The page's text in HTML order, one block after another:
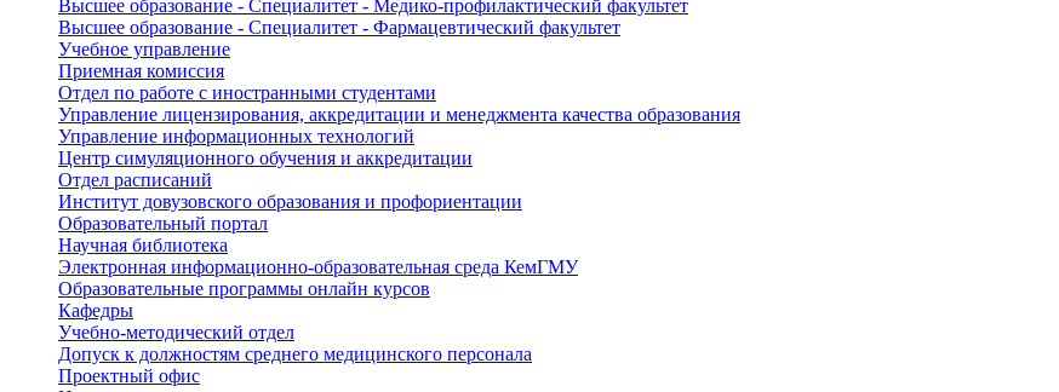
Высшее образование - Специалитет - Медико-профилактический факультет
Высшее образование - Специалитет - Фармацевтический факультет
Учебное управление
Приемная комиссия
Отдел по работе с иностранными студентами
Управление лицензирования, аккредитации и менеджмента качества образования
Управление информационных технологий
Центр симуляционного обучения и аккредитации
Отдел расписаний
Институт довузовского образования и профориентации
Образовательный портал
Научная библиотека
Электронная информационно-образовательная среда КемГМУ
Образовательные программы онлайн курсов
Кафедры
Учебно-методический отдел
Допуск к должностям среднего медицинского персонала
Проектный офис